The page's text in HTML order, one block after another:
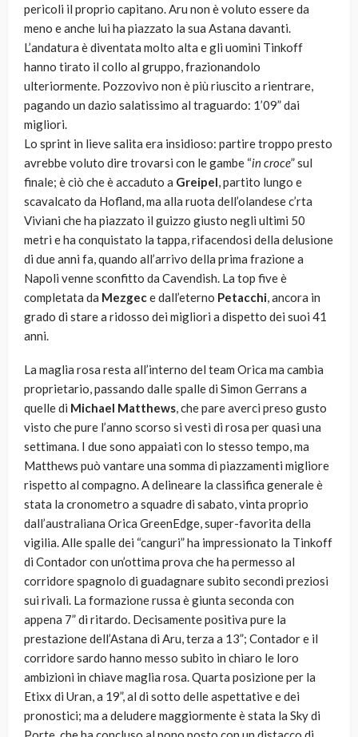
pericoli il proprio capitano. Aru non è voluto essere da
meno e anche lui ha piazzato la sua Astana davanti.
L’andatura è diventata molto alta e gli uomini Tinkoff
hanno tirato il collo al gruppo, frazionandolo
ulteriormente. Pozzovivo non è più riuscito a rientrare,
pagando un dazio salatissimo al traguardo: 1’09” dai
migliori.
Lo sprint in lieve salita era insidioso: partire troppo presto
avrebbe voluto dire trovarsi con le gambe “in croce” sul
finale; è ciò che è accaduto a Greipel, partito lungo e
scavalcato da Hofland, ma alla ruota dell’olandese c’rta
Viviani che ha piazzato il guizzo giusto negli ultimi 50
metri e ha conquistato la tappa, rifacendosi della delusione
di due anni fa, quando all’arrivo della prima frazione a
Napoli venne sconfitto da Cavendish. La top five è
completata da Mezgece dall’eterno Petacchi, ancora in
grado di stare a ridosso dei migliori a dispetto dei suoi 41
anni.
La maglia rosa resta all’interno del team Orica ma cambia
proprietario, passando dalle spalle di Simon Gerrans a
quelle di Michael Matthews, che pare averci preso gusto
visto che pure l’anno scorso si vestì di rosa per quasi una
settimana. I due sono appaiati con lo stesso tempo, ma
Matthews può vantare una somma di piazzamenti migliore
rispetto al compagno. A delineare la classifica generale è
stata la cronometro a squadre di sabato, vinta proprio
dall’australiana Orica GreenEdge, super-favorita della
vigilia. Alle spalle dei “canguri” ha impressionato la Tinkoff
di Contador con un’ottima prova che ha permesso al
corridore spagnolo di guadagnare subito secondi preziosi
sui rivali. La formazione russa è giunta seconda con
appena 7” di ritardo. Decisamente positiva pure la
prestazione dell’Astana di Aru, terza a 13”; Contador e il
corridore sardo hanno messo subito in chiaro le loro
ambizioni in chiave maglia rosa. Quarta posizione per la
Etixx di Uran, a 19”, al di sotto delle aspettative e dei
pronostici; ma a deludere maggiormente è stata la Sky di